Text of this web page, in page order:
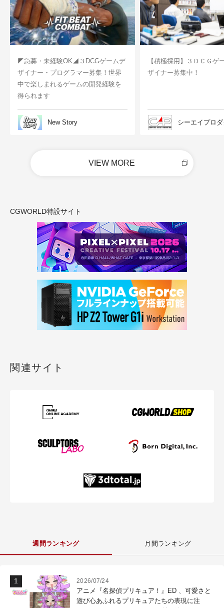
◤急募・未経験OK◢３DCGゲームデ
ザイナー・プログラマー募集！世界
中で楽しまれるゲームの開発経験を
得られます
New Story
【積極採用】３ＤＣＧゲ
ザイナー募集中！
シーエイプロ
VIEW MORE
CGWORLD特設サイト
関連サイト
週間ランキング 月間ランキング
2026/07/24
アニメ『名探偵プリキュア！』ED 、可愛さと
遊び心あふれるプリキュアたちの表現に注